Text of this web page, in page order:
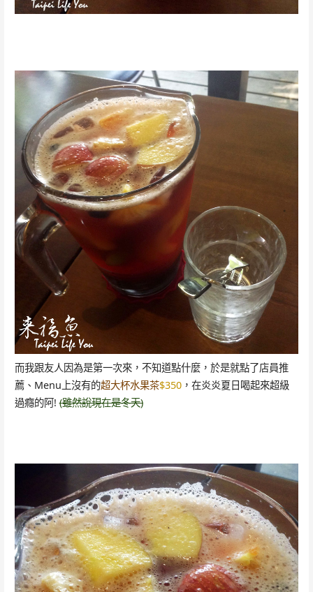
而我跟友人因為是第一次來，不知道點什麼，於是就點了店員推
薦、Menu上沒有的超大杯水果茶$350，在炎炎夏日喝起來超級
過癮的阿! (雖然說現在是冬天)